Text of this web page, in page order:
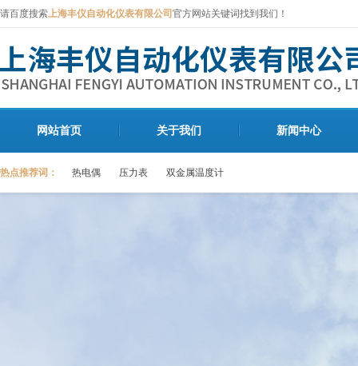
请百度搜索上海丰仪自动化仪表有限公司 官方网站关键词找到我们！
网站首页 关于我们 新闻中心
热点推荐词： 热电偶 压力表 双金属温度计